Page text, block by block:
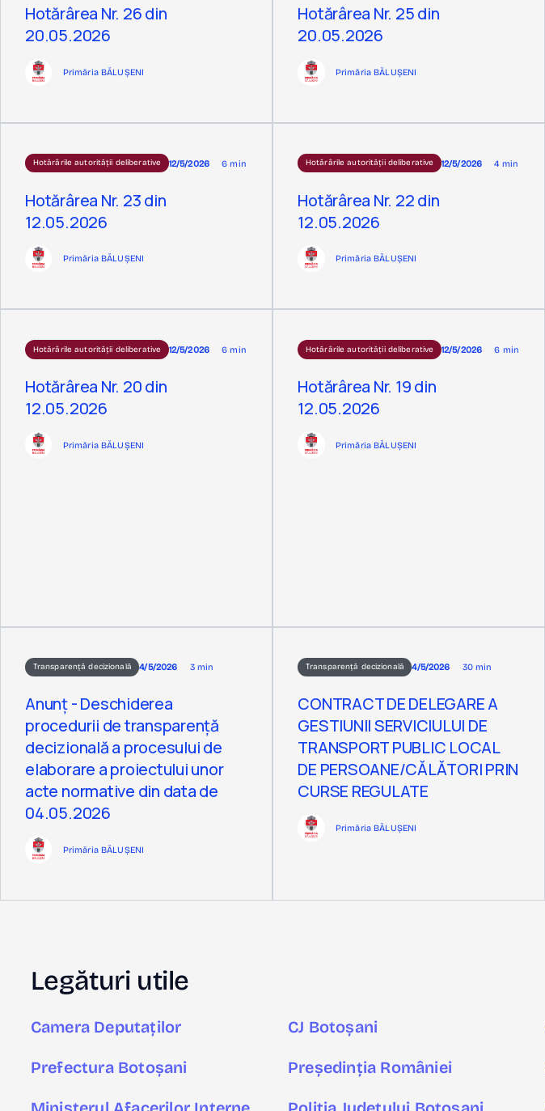
Hotărârea Nr. 26 din
20.05.2026
Primăria BĂLUȘENI
Hotărârea Nr. 25 din
20.05.2026
Primăria BĂLUȘENI
Hotărârile autorității deliberative 12/5/2026 6 min
Hotărârea Nr. 23 din
12.05.2026
Primăria BĂLUȘENI
Hotărârile autorității deliberative 12/5/2026 4 min
Hotărârea Nr. 22 din
12.05.2026
Primăria BĂLUȘENI
Hotărârile autorității deliberative 12/5/2026 6 min
Hotărârea Nr. 20 din
12.05.2026
Primăria BĂLUȘENI
Hotărârile autorității deliberative 12/5/2026 6 min
Hotărârea Nr. 19 din
12.05.2026
Primăria BĂLUȘENI
Transparență decizională 4/5/2026 3 min
Anunț - Deschiderea
procedurii de transparență
decizională a procesului de
elaborare a proiectului unor
acte normative din data de
04.05.2026
Primăria BĂLUȘENI
Transparență decizională 4/5/2026 30 min
CONTRACT DE DELEGARE A
GESTIUNII SERVICIULUI DE
TRANSPORT PUBLIC LOCAL
DE PERSOANE/CĂLĂTORI PRIN
CURSE REGULATE
Primăria BĂLUȘENI
Legături utile
Camera Deputaților CJ Botoșani
Prefectura Botoșani Președinția României